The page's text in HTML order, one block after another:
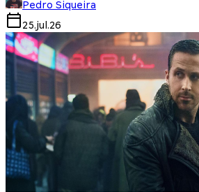
Pedro Siqueira
25.jul.26